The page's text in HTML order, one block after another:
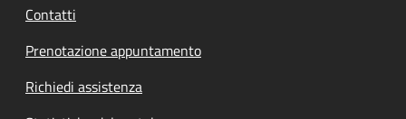
Contatti
Prenotazione appuntamento
Richiedi assistenza